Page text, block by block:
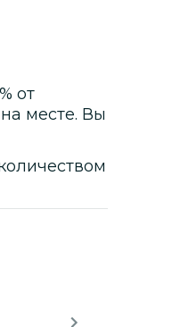
% от
месте. Вы